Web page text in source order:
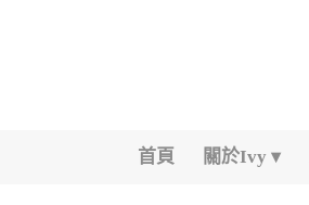
首頁 關於Ivy